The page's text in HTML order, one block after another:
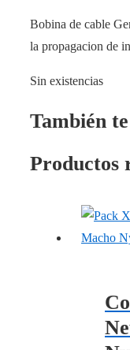
Bobina de cable
la propagacion de
Sin existencias
También
Productos